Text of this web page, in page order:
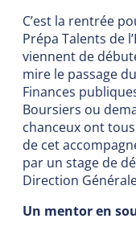
C’est la rentrée
Prépa Talents de
viennent de
mire le passage
Finances
Boursiers ou
chanceux ont
de cet
par un stage de
Direction
Un mentor en